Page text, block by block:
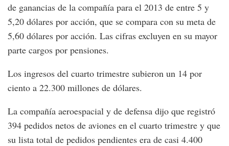
de ganancias de la compañía para el 2013 de entre 5 y
5,20 dólares por acción, que se compara con su meta de
5,60 dólares por acción. Las cifras excluyen en su mayor
parte cargos por pensiones.
Los ingresos del cuarto trimestre subieron un 14 por
ciento a 22.300 millones de dólares.
La compañía aeroespacial y de defensa dijo que registró
394 pedidos netos de aviones en el cuarto trimestre y que
su lista total de pedidos pendientes era de casi 4.400